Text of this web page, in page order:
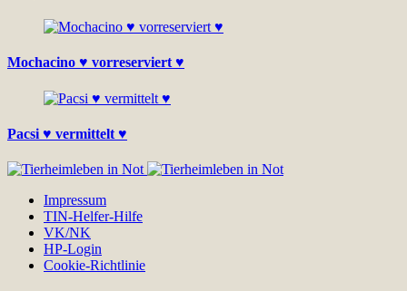
Mochacino ♥ vorreserviert ♥
Pacsi ♥ vermittelt ♥
Impressum
TIN-Helfer-Hilfe
VK/NK
HP-Login
Cookie-Richtlinie